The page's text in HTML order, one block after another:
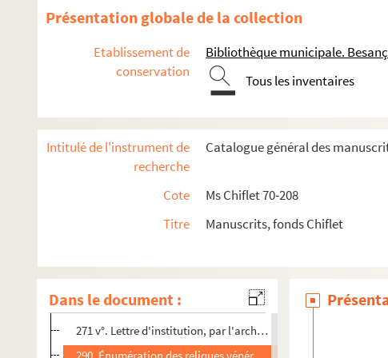
Présentation globale de la collection
Etablissement de
conservation
Bibliothèque municipale.
Tous les inventaires
Intitulé de l'instrument de
recherche
Catalogue général des
Cote
Ms Chiflet 70-208
Titre
Manuscrits, fonds Chiflet
Dans le document :
10 v°. Ordonnance de l'archevêque Guillaume de la Tour,
33. Quelques mots sur les écoles des campagnes et sur les
48. Listes des bénéfices conventuels de la Franche-Comté, en
123. Origines et revenus des hôpitaux de Franche-Comté
133. Collations de bénéfices ecclésiastiques par les
206. De l'immunité ecclésiastique en matière de juridiction :
266. Lettres d'indulgences au profit de la guerre contre le Turc,
268. Mandement imprimé de l'archevêque Ferdinand de Rye,
271 v°. Lettre d'institution, par l'archevêque Claude d'Achey,